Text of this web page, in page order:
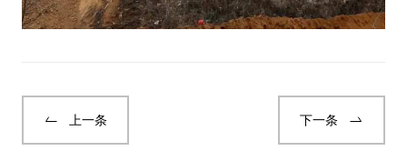
上一条 下一条